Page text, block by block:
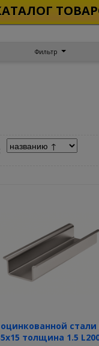
Фильтр
стали
толщина 1.5